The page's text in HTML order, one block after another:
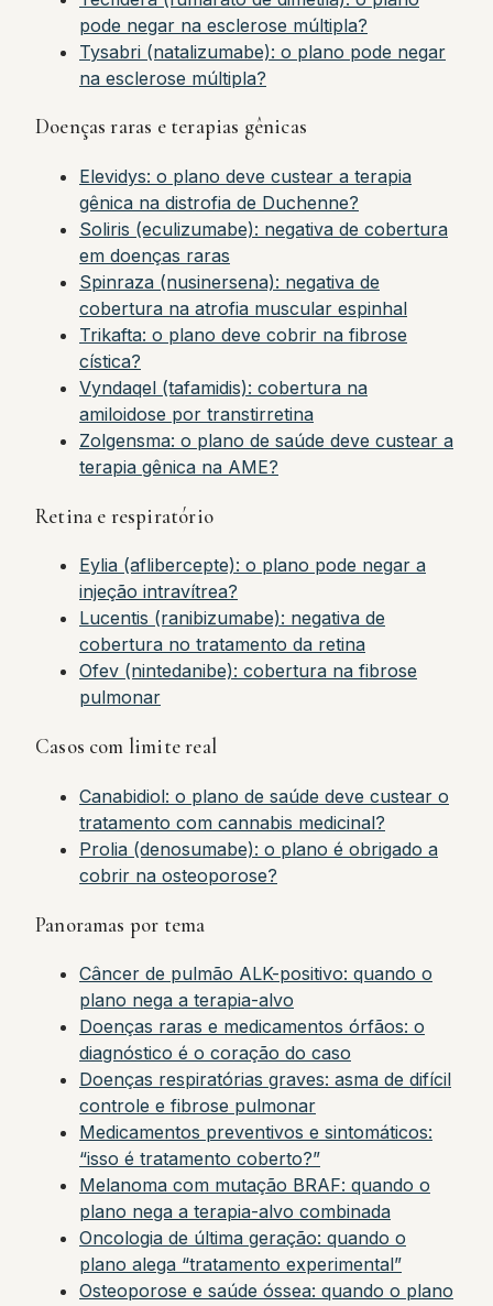
pode negar na esclerose múltipla?
Tysabri (natalizumabe): o plano pode negar
na esclerose múltipla?
Doenças raras e terapias gênicas
Elevidys: o plano deve custear a terapia
gênica na distrofia de Duchenne?
Soliris (eculizumabe): negativa de cobertura
em doenças raras
Spinraza (nusinersena): negativa de
cobertura na atrofia muscular espinhal
Trikafta: o plano deve cobrir na fibrose
cística?
Vyndaqel (tafamidis): cobertura na
amiloidose por transtirretina
Zolgensma: o plano de saúde deve custear a
terapia gênica na AME?
Retina e respiratório
Eylia (aflibercepte): o plano pode negar a
injeção intravítrea?
Lucentis (ranibizumabe): negativa de
cobertura no tratamento da retina
Ofev (nintedanibe): cobertura na fibrose
pulmonar
Casos com limite real
Canabidiol: o plano de saúde deve custear o
tratamento com cannabis medicinal?
Prolia (denosumabe): o plano é obrigado a
cobrir na osteoporose?
Panoramas por tema
Câncer de pulmão ALK-positivo: quando o
plano nega a terapia-alvo
Doenças raras e medicamentos órfãos: o
diagnóstico é o coração do caso
Doenças respiratórias graves: asma de difícil
controle e fibrose pulmonar
Medicamentos preventivos e sintomáticos:
“isso é tratamento coberto?”
Melanoma com mutação BRAF: quando o
plano nega a terapia-alvo combinada
Oncologia de última geração: quando o
plano alega “tratamento experimental”
Osteoporose e saúde óssea: quando o plano